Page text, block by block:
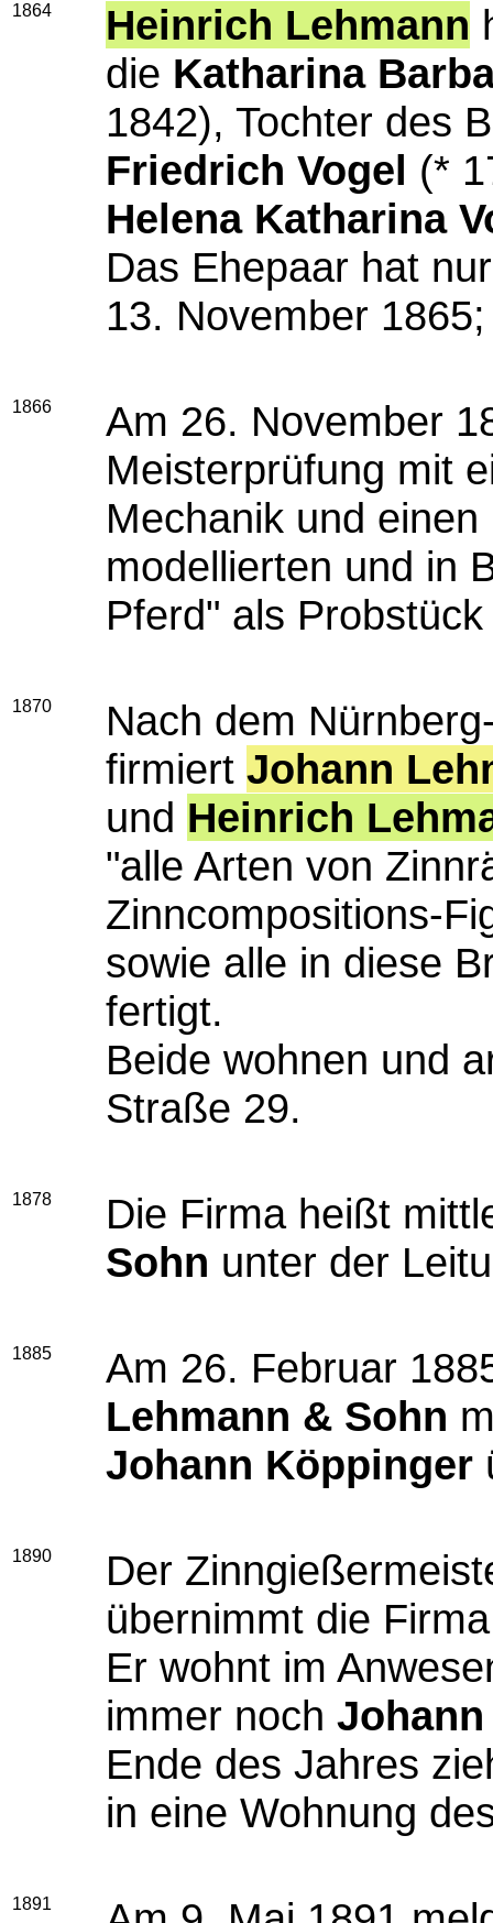
1864 Heinrich Lehmann
die Katharina
1842), Tochter des
Friedrich Vogel (*
Helena Katharina
Das Ehepaar hat
13. November
1866
Am 26. November
Meisterprüfung mit
Mechanik und
modellierten und in
Pferd" als
1870
Nach dem
firmiert Johann
und Heinrich
"alle Arten von
Zinncompositions-
sowie alle in diese
fertigt.
Beide wohnen und
Straße 29.
1878
Die Firma heißt
Sohn unter der
1885
Am 26. Februar
Lehmann & Sohn
Johann Köppinger
1890
Der
übernimmt die
Er wohnt im
immer noch
Ende des Jahres
in eine Wohnung
1891